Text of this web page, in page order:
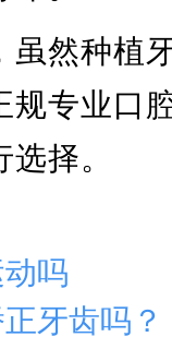
虽然种植
规专业口
择。
吗
牙齿吗？